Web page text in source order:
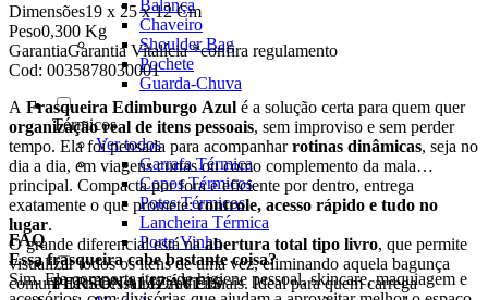
Balança
Chaveiro
Shoulder Bag
Pochete
Guarda-Chuva
Térmicos
Ver todos
Garrafa Térmica
Copos Térmicos
Potes Térmicos
Lancheira Térmica
Porta Vinho
PERSONALIZÁVEIS
Dimensões19 x 25 x 12 Cm
Peso0,300 Kg
GarantiaGarantia Vitalícia *confira regulamento
Cod: 0035878030001
A Frasqueira Edimburgo Azul é a solução certa para quem quer
organização real de itens pessoais, sem improviso e sem perder
tempo. Ela foi pensada para acompanharrotinas dinâmicas, seja no
dia a dia, em viagens curtas ou como complemento da mala
principal. Compacta por fora e eficiente por dentro, entrega
exatamente o que promete:controle, acesso rápido e tudo no
lugar.
O grande diferencial está naabertura total tipo livro, que permite
visualizar todos os itens de uma vez, eliminando aquela bagunça
comum de nécessaires tradicionais. Ideal para quem carrega
FAQ
Essa frasqueira cabe bastante coisa?
Sim. Ela comporta itens de higiene pessoal, skincare, maquiagem e